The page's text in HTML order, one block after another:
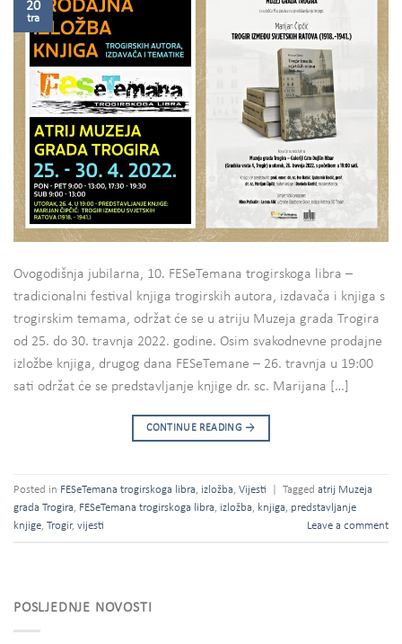
20
tra
Ovogodišnja jubilarna, 10. FESeTemana trogirskoga libra –
tradicionalni festival knjiga trogirskih autora, izdavača i knjiga s
trogirskim temama, održat će se u atriju Muzeja grada Trogira
od 25. do 30. travnja 2022. godine. Osim svakodnevne prodajne
izložbe knjiga, drugog dana FESeTemane – 26. travnja u 19:00
sati održat će se predstavljanje knjige dr. sc. Marijana […]
CONTINUE READING →
Posted in FESeTemana trogirskoga libra, izložba, Vijesti Tagged atrij Muzeja
grada Trogira, FESeTemana trogirskoga libra, izložba, knjiga, predstavljanje
knjige, Trogir, vijesti Leave a comment
POSLJEDNJE NOVOSTI